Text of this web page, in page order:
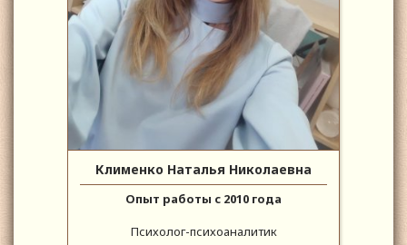
Клименко Наталья Николаевна
Опыт работы с 2010 года
Психолог-психоаналитик